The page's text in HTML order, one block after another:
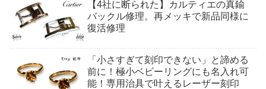
【4社に断られた】カルティエの真鍮
バックル修理。再メッキで新品同様に
復活修理
「小さすぎて刻印できない」と諦める
前に！極小ベビーリングにも名入れ可
能！専用治具で叶えるレーザー刻印